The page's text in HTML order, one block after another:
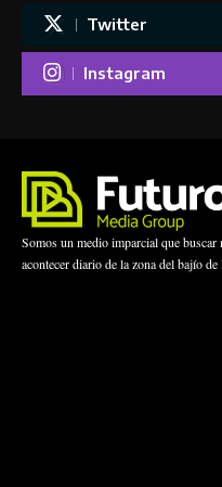
Twitter
Instagram
Somos un medio imparcial que
acontecer diario de la zona del bajío